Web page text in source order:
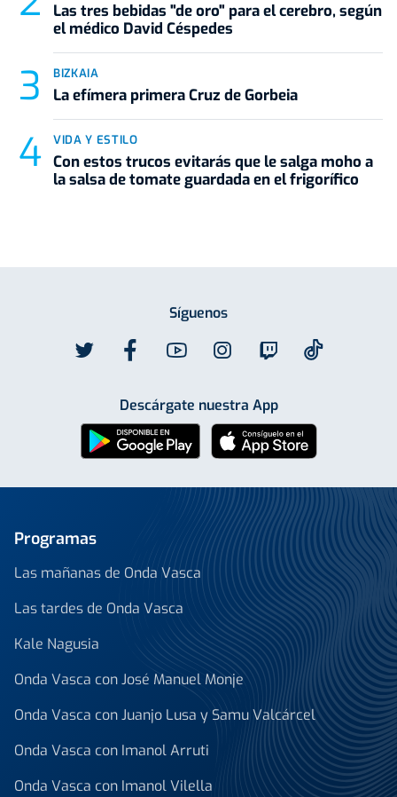
Las tres bebidas "de oro" para el cerebro, según
el médico David Céspedes
BIZKAIA
La efímera primera Cruz de Gorbeia
VIDA Y ESTILO
Con estos trucos evitarás que le salga moho a
la salsa de tomate guardada en el frigorífico
Síguenos
Descárgate nuestra App
Programas
Las mañanas de Onda Vasca
Las tardes de Onda Vasca
Kale Nagusia
Onda Vasca con José Manuel Monje
Onda Vasca con Juanjo Lusa y Samu Valcárcel
Onda Vasca con Imanol Arruti
Onda Vasca con Imanol Vilella